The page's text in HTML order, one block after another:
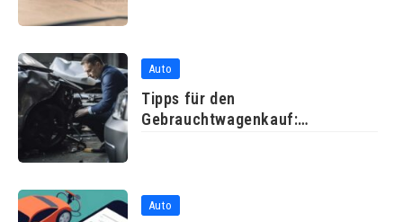
Auto
Tipps für den
Gebrauchtwagenkauf:
Auto